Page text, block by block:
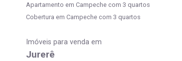
Apartamento em Campeche com 3 quartos
Cobertura em Campeche com 3 quartos
Imóveis para venda em
Jurerê